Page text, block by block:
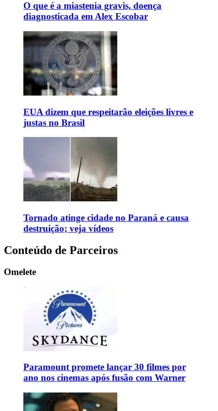
O que é a miastenia gravis, doença
diagnosticada em Alex Escobar
EUA dizem que respeitarão eleições livres e
justas no Brasil
Tornado atinge cidade no Paraná e causa
destruição; veja vídeos
Conteúdo de Parceiros
Omelete
Paramount promete lançar 30 filmes por
ano nos cinemas após fusão com Warner